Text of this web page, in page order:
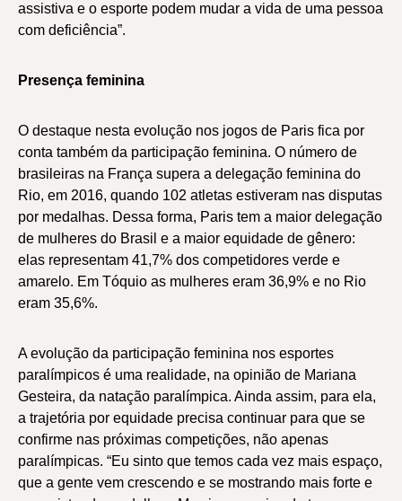
assistiva e o esporte podem mudar a vida de uma pessoa
com deficiência”.
Presença feminina
O destaque nesta evolução nos jogos de Paris fica por
conta também da participação feminina. O número de
brasileiras na França supera a delegação feminina do
Rio, em 2016, quando 102 atletas estiveram nas disputas
por medalhas. Dessa forma, Paris tem a maior delegação
de mulheres do Brasil e a maior equidade de gênero:
elas representam 41,7% dos competidores verde e
amarelo. Em Tóquio as mulheres eram 36,9% e no Rio
eram 35,6%.
A evolução da participação feminina nos esportes
paralímpicos é uma realidade, na opinião de Mariana
Gesteira, da natação paralímpica. Ainda assim, para ela,
a trajetória por equidade precisa continuar para que se
confirme nas próximas competições, não apenas
paralímpicas. “Eu sinto que temos cada vez mais espaço,
que a gente vem crescendo e se mostrando mais forte e